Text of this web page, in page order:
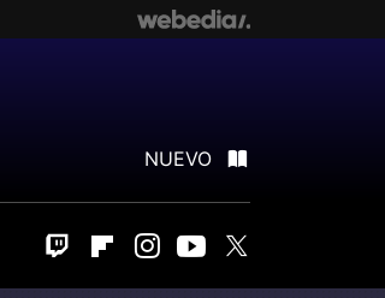
NUEVO
Twitch FlipboardInstagram
Youtube